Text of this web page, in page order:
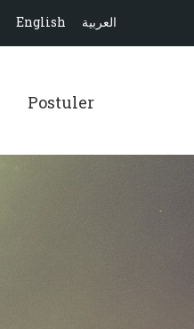
English العربية
Postuler